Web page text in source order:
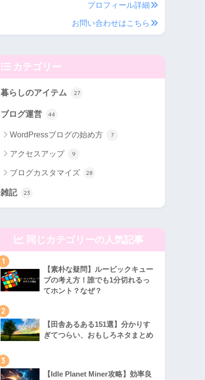
プロフィール詳細
お問い合わせはこちら
カテゴリー
暮らしのアイテム 27
ブログ運営 44
WordPressブログの始め方 7
アクセスアップ 9
ブログカスタマイズ 28
雑記 23
同じカテゴリーの人気記事
1
【素朴な疑問】ルービックキュー
ブの考え方！誰でも1分切れるっ
てホント？なぜ？
2
【田舎あるある151選】分かりす
ぎてつらい、おもしろネタまとめ
3
【Idle Planet Miner攻略】効率良